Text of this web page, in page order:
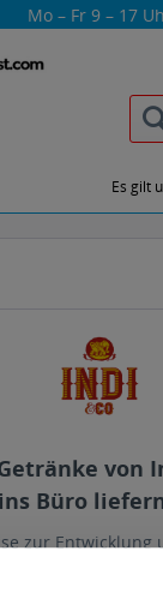
Mo – Fr 9 – 17
Es gilt
von
Büro
zur Entwicklung
haben wir mit